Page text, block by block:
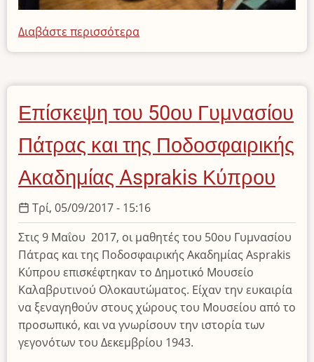
Διαβάστε περισσότερα
το
του
Δημοτικού
Σχολείου
Καλαβρύτων
Επίσκεψη του 50ου Γυμνασίου
Πάτρας και της Ποδοσφαιρικής
Ακαδημίας Asprakis Κύπρου
Τρί, 05/09/2017 - 15:16
Στις 9 Μαΐου 2017, οι μαθητές του 50ου Γυμνασίου
Πάτρας και της Ποδοσφαιρικής Ακαδημίας Asprakis
Κύπρου επισκέφτηκαν το Δημοτικό Μουσείο
Καλαβρυτινού Ολοκαυτώματος. Είχαν την ευκαιρία
να ξεναγηθούν στους χώρους του Μουσείου από το
προσωπικό, και να γνωρίσουν την ιστορία των
γεγονότων του Δεκεμβρίου 1943.